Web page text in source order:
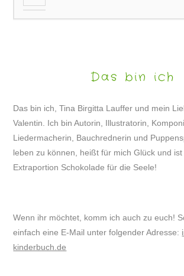
Das bin ich
Das bin ich, Tina Birgitta Lauffer und mein
Valentin. Ich bin Autorin, Illustratorin,
Liedermacherin, Bauchrednerin und
leben zu können, heißt für mich Glück und
Extraportion Schokolade für die Seele!
Wenn ihr möchtet, komm ich auch zu euch!
einfach eine E-Mail unter folgender Adresse:
kinderbuch.de